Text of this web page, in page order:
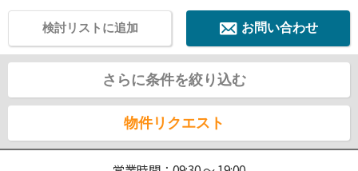
お問い合わせ
検討リストに追加
さらに条件を絞り込む
物件リクエスト